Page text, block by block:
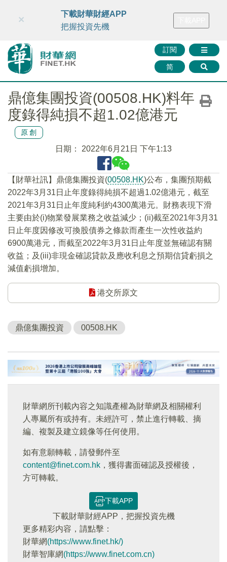
財華智庫網 FINTV FINMETA 財華證券 媒體矩陣
訂閱
简
×
下載財華財經APP
把握投資先機
鼎億集團投資(00508.HK)料年
度錄得純損不超1.02億港元
原創
日期： 2022年6月21日 下午1:13
【財華社訊】鼎億集團投資(00508.HK)公布，集團預期截
2022年3月31日止年度錄得純損不超過1.02億港元，截至
2021年3月31日止年度純利約4300萬港元。財務表現下滑
主要由於(i)物業發展業務之收益減少；(ii)截至2021年3月31
日止年度因修改可換股債券之條款而產生一次性收益約
6900萬港元，而截至2022年3月31日止年度並無確認有關
收益；及(iii)非現金確認貸款及應收利息之預期信貸虧損之
減值虧損增加。
港交所原文
鼎億集團投資 00508.HK
財華網所刊載內容之知識產權為財華網及相關權利
人專屬所有或持有。未經許可，禁止進行轉載、摘
編、複製及建立鏡像等任何使用。
如有意願轉載，請發郵件至
content@finet.com.hk ，獲得書面確認及授權後，
方可轉載。
下載APP
下載財華財經APP，把握投資先機
更多精彩内容，請點擊：
財華網(https://www.finet.hk/)
財華智庫網(https://www.finet.com.cn)